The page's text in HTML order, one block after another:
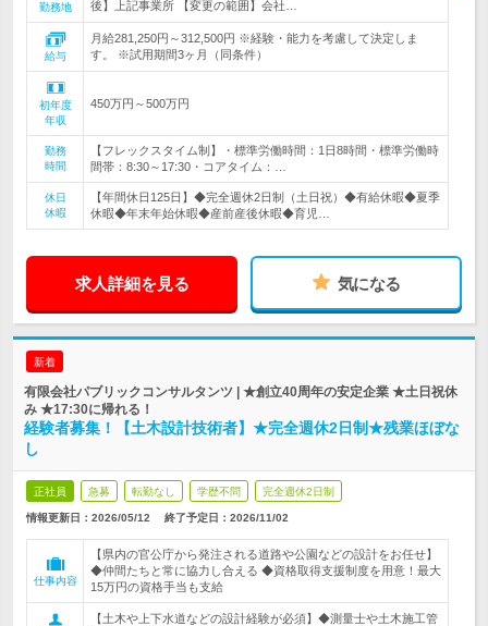
勤務地
後】上記事業所 【変更の範囲】会社…
給与
月給281,250円～312,500円 ※経験・能力を考慮して決定しま
す。 ※試用期間3ヶ月（同条件）
初年度
年収
450万円～500万円
勤務
時間
【フレックスタイム制】・標準労働時間：1日8時間・標準労働時
間帯：8:30～17:30・コアタイム：…
休日
休暇
【年間休日125日】◆完全週休2日制（土日祝）◆有給休暇◆夏季
休暇◆年末年始休暇◆産前産後休暇◆育児…
求人詳細を見る 気になる
新着
有限会社パブリックコンサルタンツ | ★創立40周年の安定企業 ★土日祝休
み ★17:30に帰れる！
経験者募集！【土木設計技術者】★完全週休2日制★残業ほぼな
し
正社員 急募 転勤なし 学歴不問 完全週休2日制
情報更新日：2026/05/12 終了予定日： 2026/11/02
仕事内容
【県内の官公庁から発注される道路や公園などの設計をお任せ】
◆仲間たちと常に協力し合える ◆資格取得支援制度を用意！最大
15万円の資格手当も支給
【土木や上下水道などの設計経験が必須】◆測量士や土木施工管